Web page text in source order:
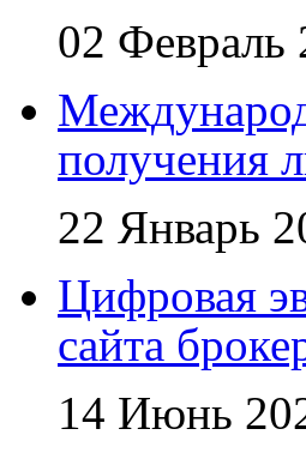
02 Февраль
получения
22 Январь
Цифровая
сайта
14 Июнь